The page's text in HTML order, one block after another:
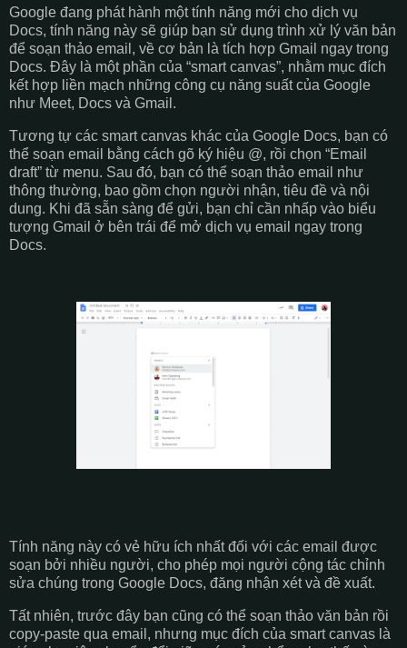
Google đang phát hành một tính năng mới cho dịch vụ
Docs, tính năng này sẽ giúp bạn sử dụng trình xử lý văn bản
để soạn thảo email, về cơ bản là tích hợp Gmail ngay trong
Docs. Đây là một phần của “smart canvas”, nhằm mục đích
kết hợp liền mạch những công cụ năng suất của Google
như Meet, Docs và Gmail.
Tương tự các smart canvas khác của Google Docs, bạn có
thể soạn email bằng cách gõ ký hiệu @, rồi chọn “Email
draft” từ menu. Sau đó, bạn có thể soạn thảo email như
thông thường, bao gồm chọn người nhận, tiêu đề và nội
dung. Khi đã sẵn sàng để gửi, bạn chỉ cần nhấp vào biểu
tượng Gmail ở bên trái để mở dịch vụ email ngay trong
Docs.
Tính năng này có vẻ hữu ích nhất đối với các email được
soạn bởi nhiều người, cho phép mọi người cộng tác chỉnh
sửa chúng trong Google Docs, đăng nhận xét và đề xuất.
Tất nhiên, trước đây bạn cũng có thể soạn thảo văn bản rồi
copy-paste qua email, nhưng mục đích của smart canvas là